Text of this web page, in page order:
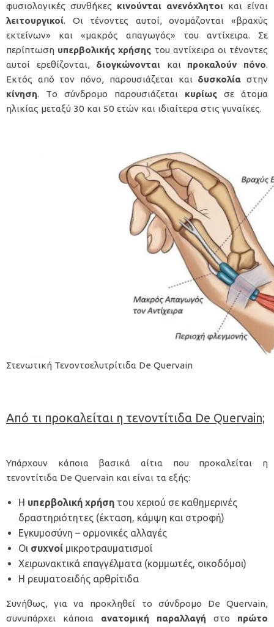
φυσιολογικές συνθήκες κινούνται ανενόχλητοι και είναι
λειτουργικοί. Οι τένοντες αυτοί, ονομάζονται «βραχύς
εκτείνων» και «μακρός απαγωγός» του αντίχειρα. Σε
περίπτωση υπερβολικής χρήσης του αντίχειρα οι τένοντες
αυτοί ερεθίζονται, διογκώνονται και προκαλούν πόνο.
Εκτός από τον πόνο, παρουσιάζεται και δυσκολία στην
κίνηση. Tο σύνδρομο παρουσιάζεται κυρίως σε άτομα
ηλικίας μεταξύ 30 και 50 ετών και ιδιαίτερα στις γυναίκες.
Στενωτική Τενοντοελυτρίτιδα De Quervain
Από τι προκαλείται η τενοντίτιδα De Quervain;
Υπάρχουν κάποια βασικά αίτια που προκαλείται η
τενοντίτιδα De Quervain και είναι τα εξής:
Η υπερβολική χρήση του χεριού σε καθημερινές
δραστηριότητες (έκταση, κάμψη και στροφή)
Εγκυμοσύνη – ορμονικές αλλαγές
Οι συχνοί μικροτραυματισμοί
Χειρωνακτικά επαγγέλματα (κομμωτές, οικοδόμοι)
Η ρευματοειδής αρθρίτιδα
Συνήθως, για να προκληθεί το σύνδρομο De Quervain,
συνυπάρχει κάποια ανατομική παραλλαγή στο πρώτο